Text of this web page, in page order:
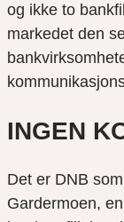
og ikke to
markedet den
INGEN
Det er DNB
Gardermoen,